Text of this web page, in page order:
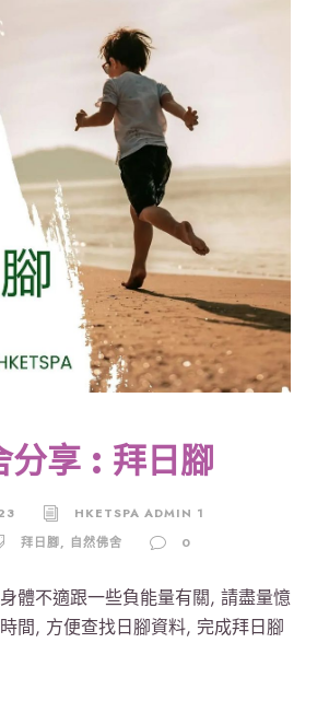
分享 : 拜日腳
HKETSPA ADMIN 1
拜日腳, 自然佛舍 0
體不適跟一些負能量有關, 請盡量憶
間, 方便查找日腳資料, 完成拜日腳